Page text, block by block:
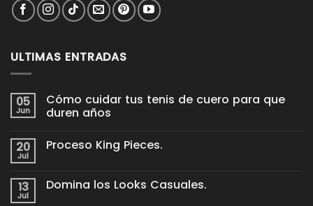
ULTIMAS ENTRADAS
05
Jun
Cómo cuidar tus tenis de cuero para que
duren años
comentarios
tus
tenis
20
Jul
Proceso King Pieces.
en
13
Jul
Domina los Looks Casuales.